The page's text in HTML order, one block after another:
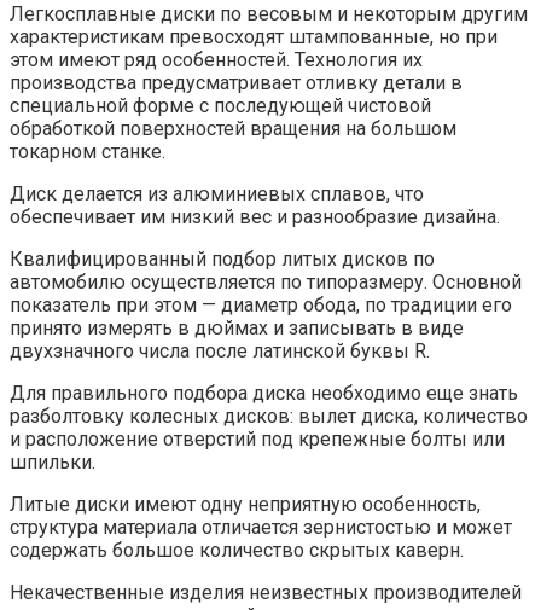
Легкосплавные диски по весовым и некоторым другим
характеристикам превосходят штампованные, но при
этом имеют ряд особенностей. Технология их
производства предусматривает отливку детали в
специальной форме с последующей чистовой
обработкой поверхностей вращения на большом
токарном станке.
Диск делается из алюминиевых сплавов, что
обеспечивает им низкий вес и разнообразие дизайна.
Квалифицированный подбор литых дисков по
автомобилю осуществляется по типоразмеру. Основной
показатель при этом — диаметр обода, по традиции его
принято измерять в дюймах и записывать в виде
двухзначного числа после латинской буквы R.
Для правильного подбора диска необходимо еще знать
разболтовку колесных дисков: вылет диска, количество
и расположение отверстий под крепежные болты или
шпильки.
Литые диски имеют одну неприятную особенность,
структура материала отличается зернистостью и может
содержать большое количество скрытых каверн.
Некачественные изделия неизвестных производителей